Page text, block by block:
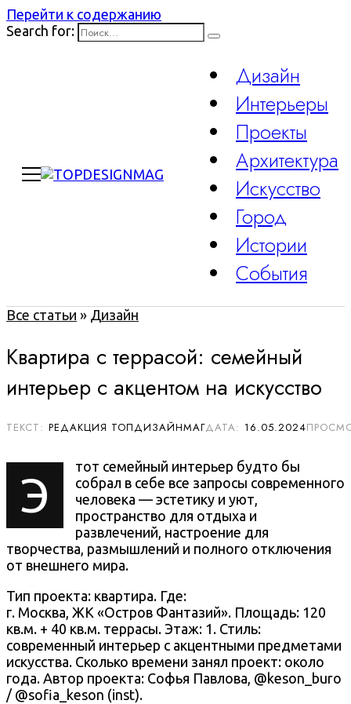
Перейти к содержанию
Search for:
Дизайн
Интерьеры
Проекты
Архитектура
Искусство
Город
Истории
События
Все статьи » Дизайн
Квартира с террасой: семейный
интерьер с акцентом на искусство
РЕДАКЦИЯ ТОПДИЗАЙНМАГ 16.05.2024
Э
тот семейный интерьер будто бы
собрал в себе все запросы современного
человека — эстетику и уют,
пространство для отдыха и
развлечений, настроение для
творчества, размышлений и полного отключения
от внешнего мира.
Тип проекта: квартира. Где:
г. Москва, ЖК «Остров Фантазий». Площадь: 120
кв.м. + 40 кв.м. террасы. Этаж: 1. Стиль:
современный интерьер с акцентными предметами
искусства. Сколько времени занял проект: около
года. Автор проекта: Софья Павлова, @keson_buro
/ @sofia_keson (inst).